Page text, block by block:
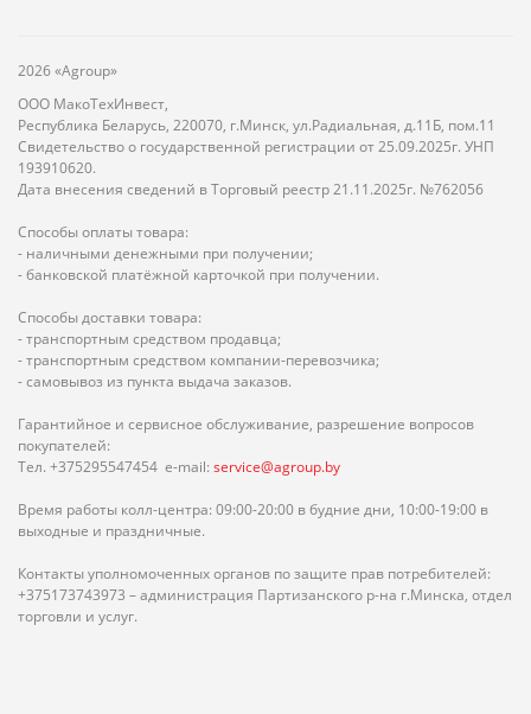
2026 «Agroup»
ООО МакоТехИнвест,
Республика Беларусь, 220070, г.Минск, ул.Радиальная, д.11Б, пом.11
Свидетельство о государственной регистрации от 25.09.2025г. УНП
193910620.
Дата внесения сведений в Торговый реестр 21.11.2025г. №762056
Способы оплаты товара:
- наличными денежными при получении;
- банковской платёжной карточкой при получении.
Способы доставки товара:
- транспортным средством продавца;
- транспортным средством компании-перевозчика;
- самовывоз из пункта выдача заказов.
Гарантийное и сервисное обслуживание, разрешение вопросов
покупателей:
Тел. +375295547454 e-mail: service@agroup.by
Время работы колл-центра: 09:00-20:00 в будние дни, 10:00-19:00 в
выходные и праздничные.
Контакты уполномоченных органов по защите прав потребителей:
+375173743973 – администрация Партизанского р-на г.Минска, отдел
торговли и услуг.